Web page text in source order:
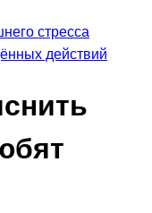
стресса
действий